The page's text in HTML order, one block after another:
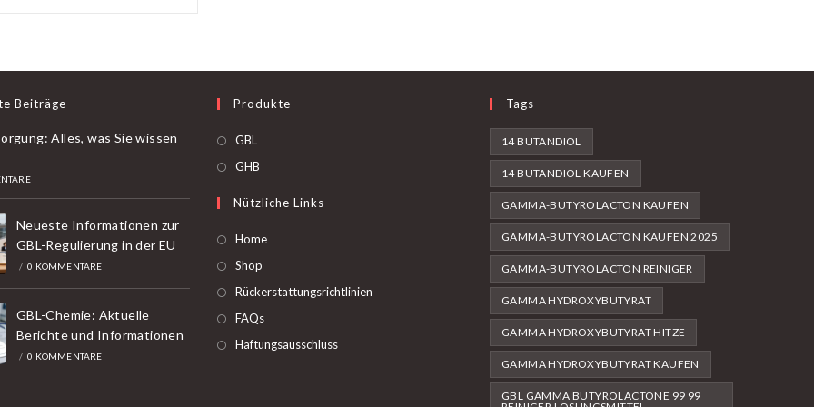
Beiträge
Alles, was Sie wissen
Neueste Informationen zur
GBL-Regulierung in der EU
/ 0 KOMMENTARE
GBL-Chemie: Aktuelle
Berichte und Informationen
/ 0 KOMMENTARE
Produkte
GBL
in
neuen
GHB
einer
Nützliche Links
Home
Shop
Rückerstattungsrichtlinien
FAQs
Haftungsausschluss
Tags
14 BUTANDIOL
14 BUTANDIOL KAUFEN
GAMMA-BUTYROLACTON KAUFEN
GAMMA-BUTYROLACTON KAUFEN 2025
GAMMA-BUTYROLACTON REINIGER
GAMMA HYDROXYBUTYRAT
GAMMA HYDROXYBUTYRAT HITZE
GAMMA HYDROXYBUTYRAT KAUFEN
GBL GAMMA BUTYROLACTONE 99 99